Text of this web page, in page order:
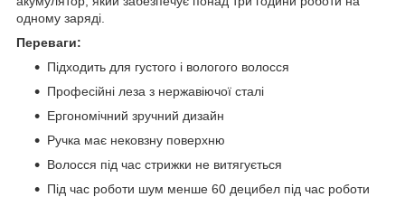
одному заряді.
Переваги:
Підходить для густого і вологого волосся
Професійні леза з нержавіючої сталі
Ергономічний зручний дизайн
Ручка має нековзну поверхню
Волосся під час стрижки не витягується
Під час роботи шум менше 60 децибел під час роботи